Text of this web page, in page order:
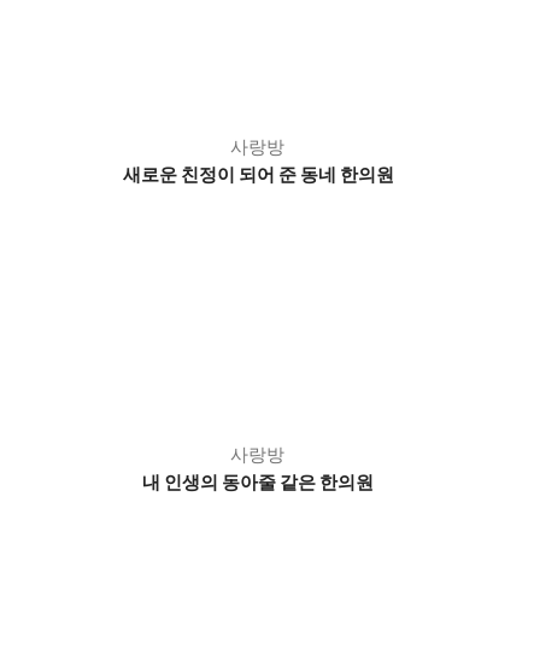
사랑방
새로운 친정이 되어 준 동네 한의원
사랑방
내 인생의 동아줄 같은 한의원